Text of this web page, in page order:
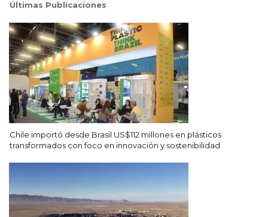
Últimas Publicaciones
Chile importó desde Brasil US$112 millones en plásticos
transformados con foco en innovación y sostenibilidad